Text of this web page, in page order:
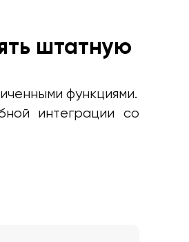
штатную
функциями.
интеграции со